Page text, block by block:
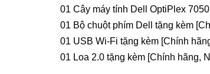
01 Cây máy tính Dell OptiPlex
01 Bộ chuột phím Dell tặng kèm
01 USB Wi-Fi tặng kèm [Chính
01 Loa 2.0 tặng kèm [Chính hãng,